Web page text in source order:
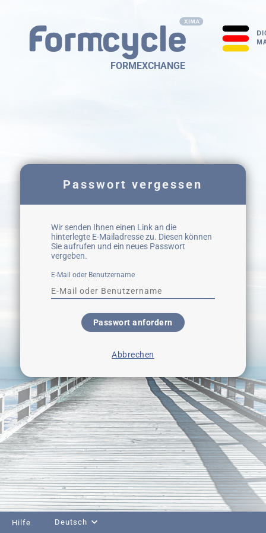
FORMEXCHANGE
Passwort vergessen
Wir senden Ihnen einen Link an die
hinterlegte E-Mailadresse zu. Diesen können
Sie aufrufen und ein neues Passwort
vergeben.
E-Mail oder Benutzername
Passwort anfordern
Abbrechen
Hilfe Deutsch